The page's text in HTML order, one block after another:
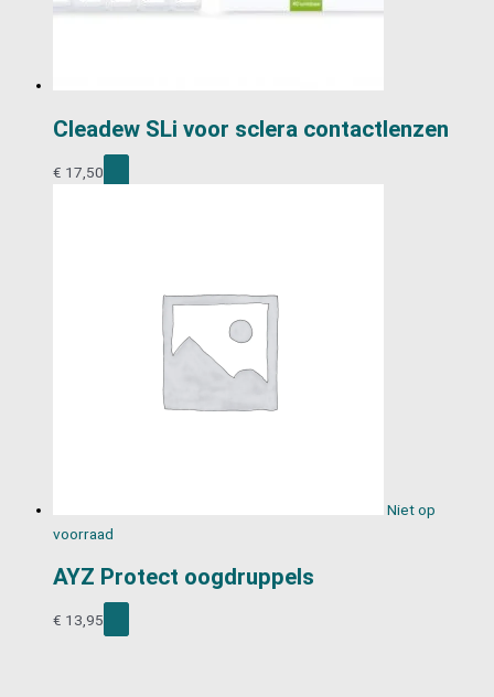
Cleadew SLi voor sclera contactlenzen
€ 17,50
Niet op
voorraad
AYZ Protect oogdruppels
€ 13,95